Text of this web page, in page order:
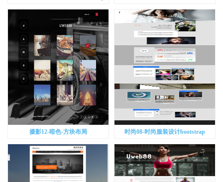
bootstrap
摄影12-暗色-方块布局 时尚08-时尚服装设计bootstrap